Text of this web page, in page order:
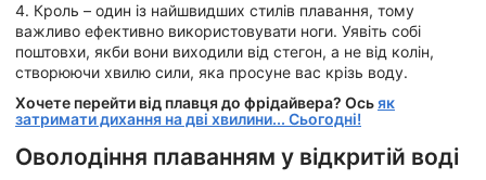
4. Кроль – один із найшвидших стилів плавання, тому
важливо ефективно використовувати ноги. Уявіть собі
поштовхи, якби вони виходили від стегон, а не від колін,
створюючи хвилю сили, яка просуне вас крізь воду.
Хочете перейти від плавця до фрідайвера? Осьяк
затримати дихання на дві хвилини... Сьогодні!
Оволодіння плаванням у відкритій воді